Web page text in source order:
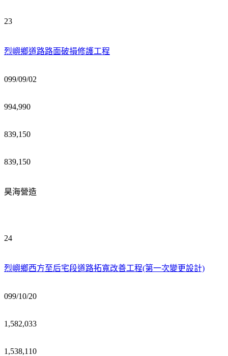
23
烈嶼鄉道路路面破損修護工程
099/09/02
994,990
839,150
839,150
昊海營造
24
烈嶼鄉西方至后宅段道路拓寬改善工程(第一次變更設計)
099/10/20
1,582,033
1,538,110